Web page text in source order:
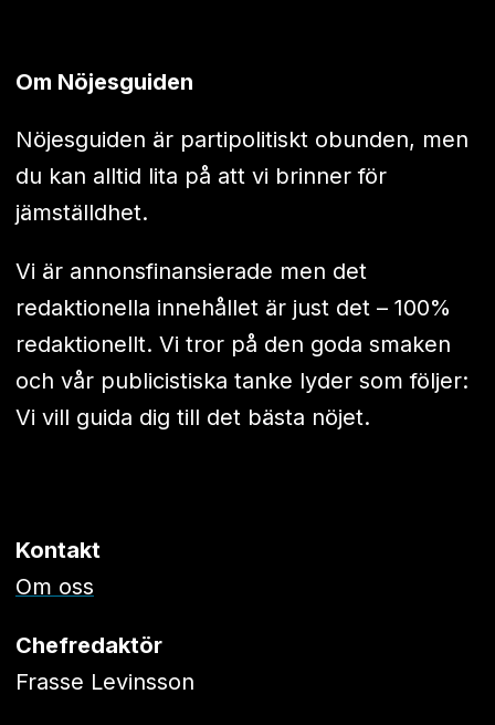
Om Nöjesguiden
Nöjesguiden är partipolitiskt obunden, men
du kan alltid lita på att vi brinner för
jämställdhet.
Vi är annonsfinansierade men det
redaktionella innehållet är just det – 100%
redaktionellt. Vi tror på den goda smaken
och vår publicistiska tanke lyder som följer:
Vi vill guida dig till det bästa nöjet.
Kontakt
Om oss
Chefredaktör
Frasse Levinsson